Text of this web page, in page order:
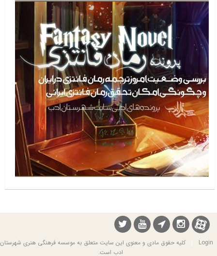
Login
کلیه حقوق مادی و معنوی این سایت متعلق به موسسه فرهنگی هنری شهرستان
ادب است.